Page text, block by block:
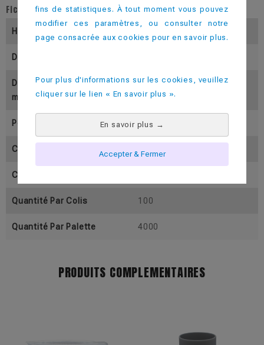
Fiche technique
Hauteur (En Mm)
Diamètre Inférieur (En Mm)
Diamètre Supérieur (En M
M)
51
Poids (En Gramme) 43
Contenance Utile ( En Cl)
Contenance Pleine (En Cl)
Quantité Par Colis 100
Quantité Par Palette 4000
PRODUITS COMPLEMENTAIRES
fins de statistiques. À tout moment vous pouvez
modifier ces paramètres, ou consulter notre
page consacrée aux cookies pour en savoir plus.
Pour plus d'informations sur les cookies, veuillez
cliquer sur le lien « En savoir plus ».
En savoir plus →
Accepter & Fermer